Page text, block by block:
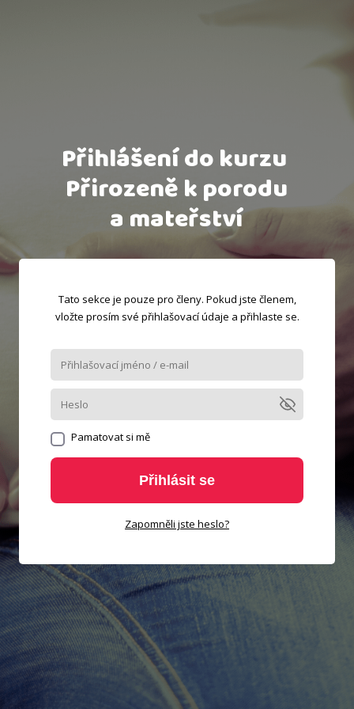
Přihlášení do kurzu
Přirozeně k porodu
a mateřství
Tato sekce je pouze pro členy. Pokud jste členem,
vložte prosím své přihlašovací údaje a přihlaste se.
Pamatovat si mě
Přihlásit se
Zapomněli jste heslo?